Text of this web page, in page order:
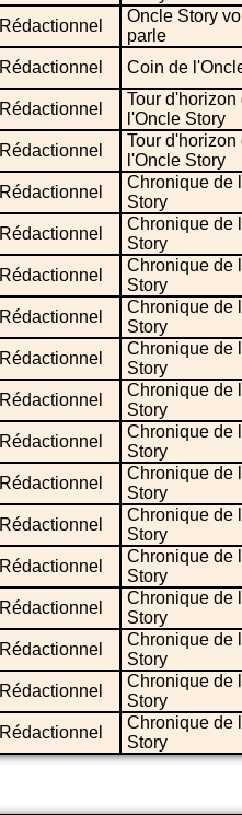
Rédactionnel
Oncle Story
parle
Rédactionnel Coin de
Rédactionnel
Tour d'horizon
l'Oncle Story
Rédactionnel
Tour d'horizon
l'Oncle Story
Rédactionnel
Chronique de
Story
Rédactionnel
Chronique de
Story
Rédactionnel
Chronique de
Story
Rédactionnel
Chronique de
Story
Rédactionnel
Chronique de
Story
Rédactionnel
Chronique de
Story
Rédactionnel
Chronique de
Story
Rédactionnel
Chronique de
Story
Rédactionnel
Chronique de
Story
Rédactionnel
Chronique de
Story
Rédactionnel
Chronique de
Story
Rédactionnel
Chronique de
Story
Rédactionnel
Chronique de
Story
Rédactionnel
Chronique de
Story